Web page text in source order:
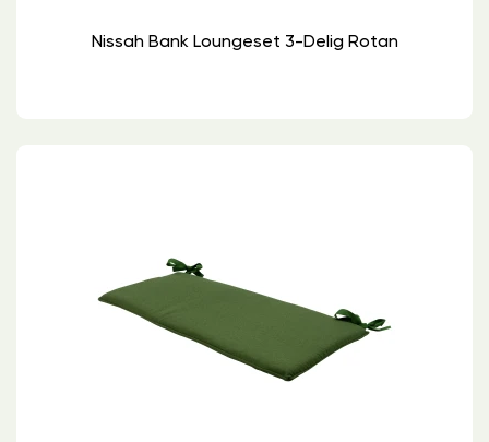
Nissah Bank Loungeset 3-Delig Rotan